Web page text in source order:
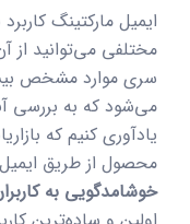
ایمیل مارکتینگ
مختلفی می‌توانید از
سری موارد مشخص
می‌شود که به بررسی
یادآوری کنیم که
محصول از طریق
خوشامدگویی به